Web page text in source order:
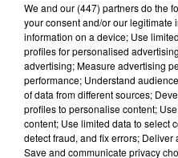
Lecture (4 min 14
We and our (447) partnersdo the
your consent and/or our legitimate
information on a device; Use
profiles for personalised
advertising; Measure advertising
performance; Understand
of data from different sources;
profiles to personalise content;
content; Use limited data to select
detect fraud, and fix errors;
Save and communicate privacy